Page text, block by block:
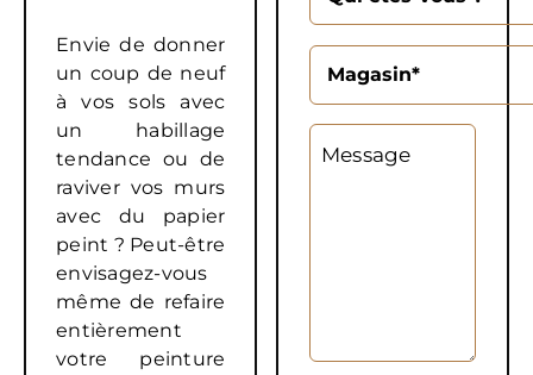
Envie de donner
un coup de neuf
à vos sols avec
un habillage
tendance ou de
raviver vos murs
avec du papier
peint ? Peut-être
envisagez-vous
même de refaire
entièrement
votre peinture
Message